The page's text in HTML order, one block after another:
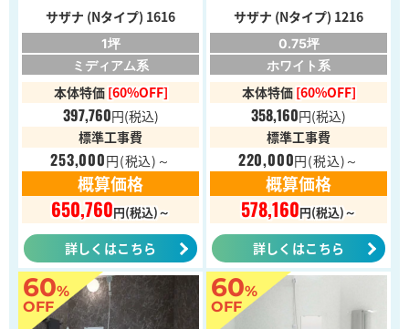
サザナ (Nタイプ) 1616
1坪
ミディアム系
本体特価 [60%OFF]
397,760円(税込)
標準工事費
253,000円(税込)～
概算価格
650,760円(税込)～
詳しくはこちら
サザナ (Nタイプ) 1216
0.75坪
ホワイト系
本体特価 [60%OFF]
358,160円(税込)
標準工事費
220,000円(税込)～
概算価格
578,160円(税込)～
詳しくはこちら
60%
OFF
60%
OFF